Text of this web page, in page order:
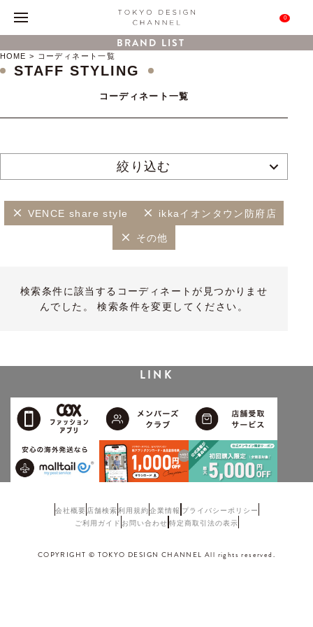
0
BRAND LIST
HOME コーディネート一覧
STAFF STYLING
コーディネート一覧
絞り込む
VENCE share style ikkaイオンタウン防府店
その他
検索条件に該当するコーディネートが見つかりませ
んでした。 検索条件を変更してください。
LINK
会社概要 店舗検索利用規約企業情報 プライバシーポリシー
ご利用ガイド お問い合わせ 特定商取引法の表示
COPYRIGHT © TOKYO DESIGN CHANNEL All rights reserved.